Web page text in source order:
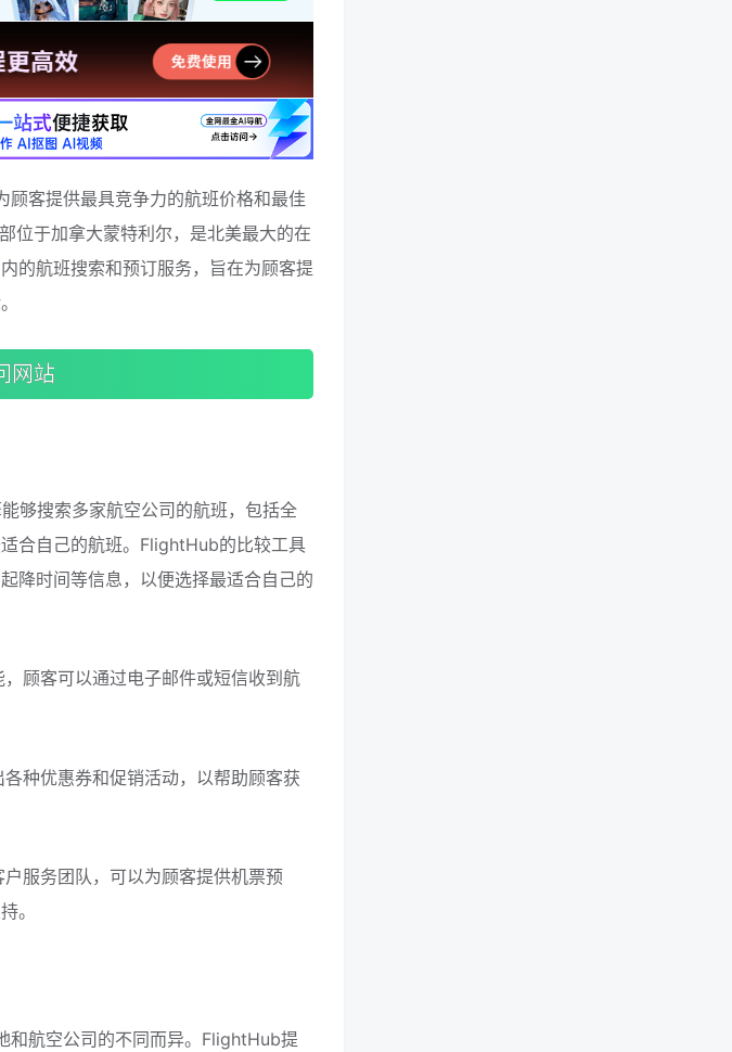
客提供最具竞争力的航班价格和最佳
位于加拿大蒙特利尔，是北美最大的在
的航班搜索和预订服务，旨在为顾客提
网站
够搜索多家航空公司的航班，包括全
合自己的航班。FlightHub的比较工具
降时间等信息，以便选择最适合自己的
顾客可以通过电子邮件或短信收到航
种优惠券和促销活动，以帮助顾客获
服务团队，可以为顾客提供机票预
。
和航空公司的不同而异。FlightHub提